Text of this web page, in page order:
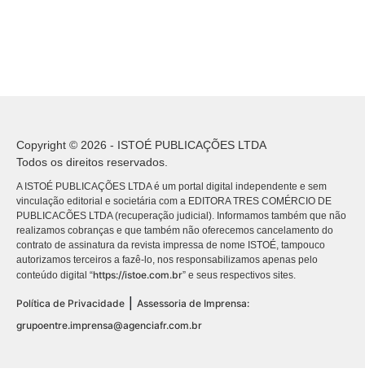
Copyright © 2026 - ISTOÉ PUBLICAÇÕES LTDA
Todos os direitos reservados.
A ISTOÉ PUBLICAÇÕES LTDA é um portal digital independente e sem
vinculação editorial e societária com a EDITORA TRES COMÉRCIO DE
PUBLICACÕES LTDA (recuperação judicial). Informamos também que não
realizamos cobranças e que também não oferecemos cancelamento do
contrato de assinatura da revista impressa de nome ISTOÉ, tampouco
autorizamos terceiros a fazê-lo, nos responsabilizamos apenas pelo
conteúdo digital “https://istoe.com.br” e seus respectivos sites.
Política de Privacidade
Assessoria de Imprensa:
grupoentre.imprensa@agenciafr.com.br